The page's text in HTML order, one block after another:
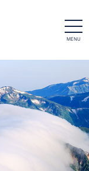
t
o
g
l
n
a
v
g
a
o
n